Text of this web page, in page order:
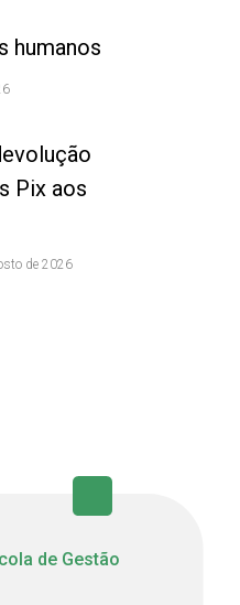
humanos
Pix aos
de 2026
de Gestão